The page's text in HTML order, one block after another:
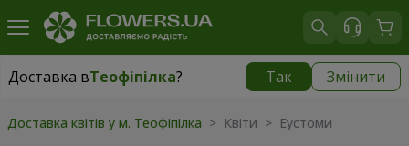
Доставка вТеофіпілка? Так Змінити
Доставка вТеофіпілка| безкоштовно
Доставка квітів у м. Теофіпілка > Квіти > Еустоми